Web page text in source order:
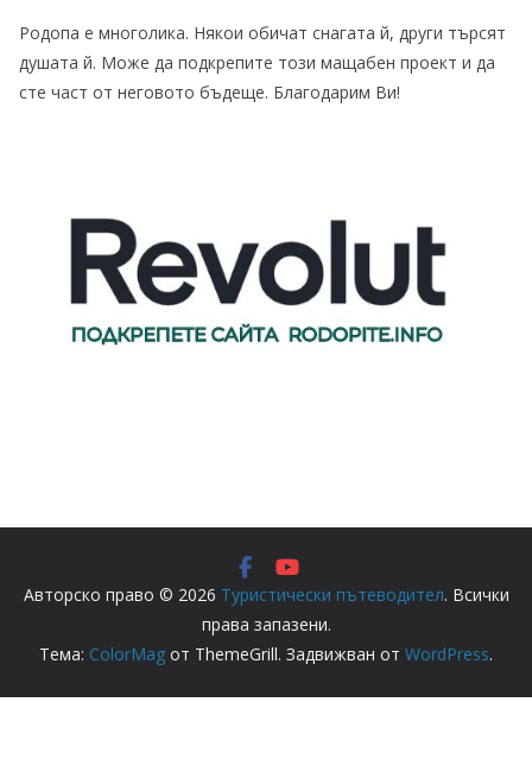
Родопа е многолика. Някои обичат снагата й, други търсят
душата й. Може да подкрепите този мащабен проект и да
сте част от неговото бъдеще. Благодарим Ви!
Авторско право © 2026 Туристически пътеводител. Всички
права запазени.
Тема: ColorMag от ThemeGrill. Задвижван от WordPress.